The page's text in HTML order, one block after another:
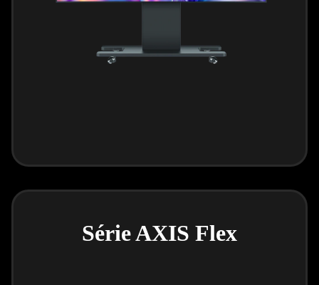
Série AXIS Flex